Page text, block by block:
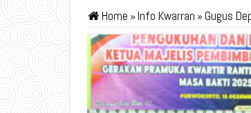
Home »Info Kwarran »Gugus